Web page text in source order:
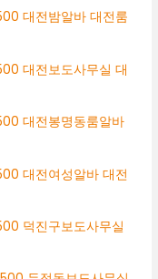
대전밤알바 대전룸
대전보도사무실 대
대전봉명동룸알바
대전여성알바 대전
덕진구보도사무실